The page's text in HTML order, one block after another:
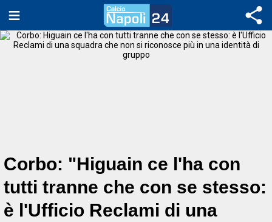
Corbo: "Higuain ce l'ha con
tutti tranne che con se stesso:
è l'Ufficio Reclami di una